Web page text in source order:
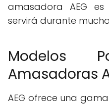
amasadora AEG
servirá durante
Modelos
Amasadoras
AEG ofrece una